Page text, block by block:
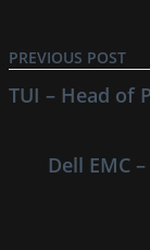
PREVIOUS POST
TUI – Head of
Dell EMC